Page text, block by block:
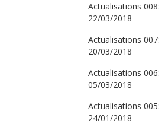
Actualisations 008:
22/03/2018
Actualisations 007:
20/03/2018
Actualisations 006:
05/03/2018
Actualisations 005:
24/01/2018